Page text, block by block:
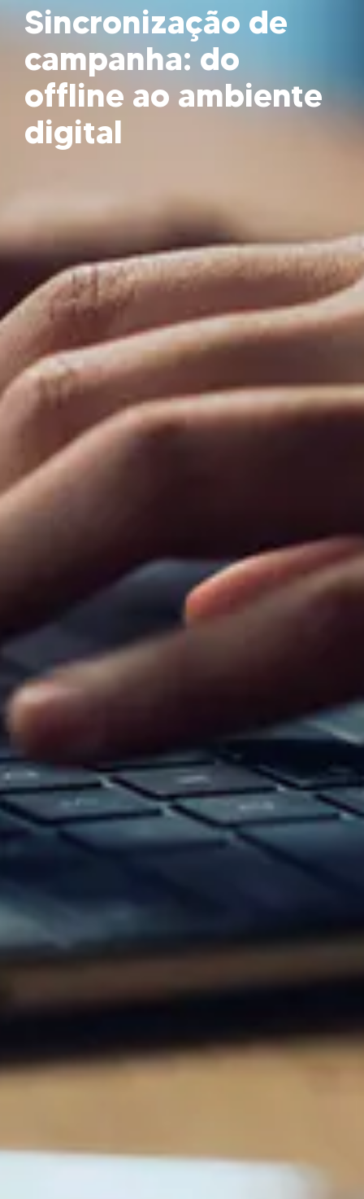
Sincronização de
campanha: do
offline ao ambiente
digital